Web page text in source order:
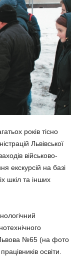
років тісно
Львівської
військово-
екскурсій на базі
шкіл та інших
№65 (на фото
освіти.